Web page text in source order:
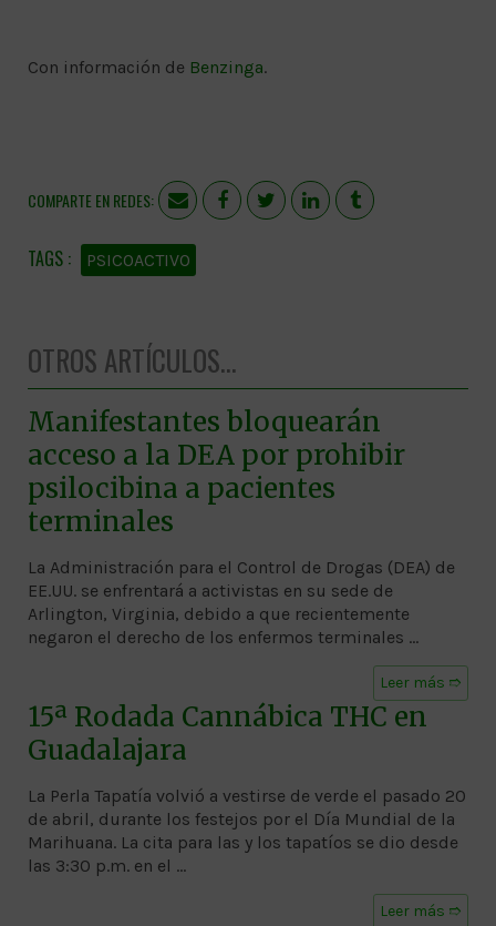
Con información de Benzinga.
COMPARTE EN REDES:
PSICOACTIVO
OTROS ARTÍCULOS...
Manifestantes bloquearán
acceso a la DEA por prohibir
psilocibina a pacientes
terminales
La Administración para el Control de Drogas (DEA) de
EE.UU. se enfrentará a activistas en su sede de
Arlington, Virginia, debido a que recientemente
negaron el derecho de los enfermos terminales …
Leer más ➱
15ª Rodada Cannábica THC en
Guadalajara
La Perla Tapatía volvió a vestirse de verde el pasado 20
de abril, durante los festejos por el Día Mundial de la
Marihuana. La cita para las y los tapatíos se dio desde
las 3:30 p.m. en el …
Leer más ➱